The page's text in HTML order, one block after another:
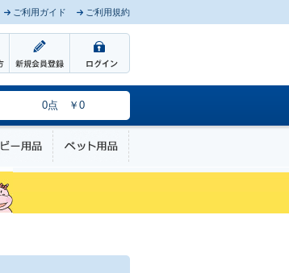
ご利用ガイド ご利用規約
0点 ￥0
ベビー用品 ペット用品